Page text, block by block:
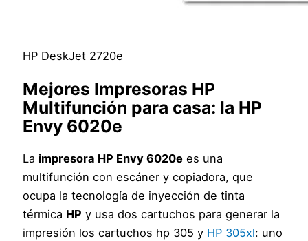
HP DeskJet 2720e
Mejores Impresoras HP
Multifunción para casa: la HP
Envy 6020e
La impresora HP Envy 6020e es una
multifunción con escáner y copiadora, que
ocupa la tecnología de inyección de tinta
térmica HP y usa dos cartuchos para generar la
impresión los cartuchos hp 305 y HP 305xl: uno